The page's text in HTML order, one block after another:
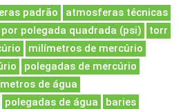
padrão
atmosferas técnicas
polegada quadrada (psi)
torr
milímetros de mercúrio
polegadas de mercúrio
de água
polegadas de água baries